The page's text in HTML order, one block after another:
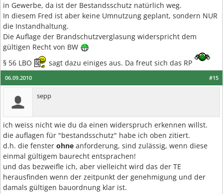
in Gewerbe, da ist der Bestandsschutz natürlich weg.
In diesem Fred ist aber keine Umnutzung geplant, sondern NUR
die Instandhaltung.
Die Auflage der Brandschutzverglasung widerspricht dem
gültigen Recht von BW
§ 56 LBO
sagt dazu einiges aus. Da freut sich das RP
#15
06.09.2010
sepp
ich weiss nicht wie du da einen widerspruch erkennen willst.
die auflagen für "bestandsschutz" habe ich oben zitiert.
d.h. die fenster ohne anforderung, sind zulässig, wenn diese
einmal gültigem baurecht entsprachen!
und das bezweifle ich, aber vielleicht wird das der TE
herausfinden wenn der zeitpunkt der genehmigung und der
damals gültigen bauordnung klar ist.